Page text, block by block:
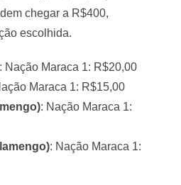
chegar a R$400,
escolhida.
: Nação Maraca 1: R$20,00
Maraca 1: R$15,00
: Nação Maraca 1:
: Nação Maraca 1: